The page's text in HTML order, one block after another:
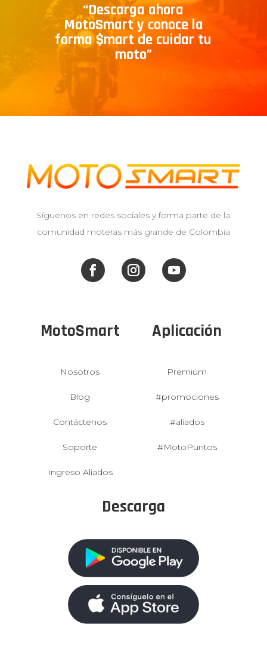
“Descarga ahora
MotoSmart y conoce la
forma $mart de cuidar tu
moto”
Síguenos en redes sociales y forma parte de la
comunidad moteras más grande de Colombia
MotoSmart
Nosotros
Blog
Contáctenos
Soporte
Ingreso Aliados
Aplicación
Premium
#promociones
#aliados
#MotoPuntos
Descarga